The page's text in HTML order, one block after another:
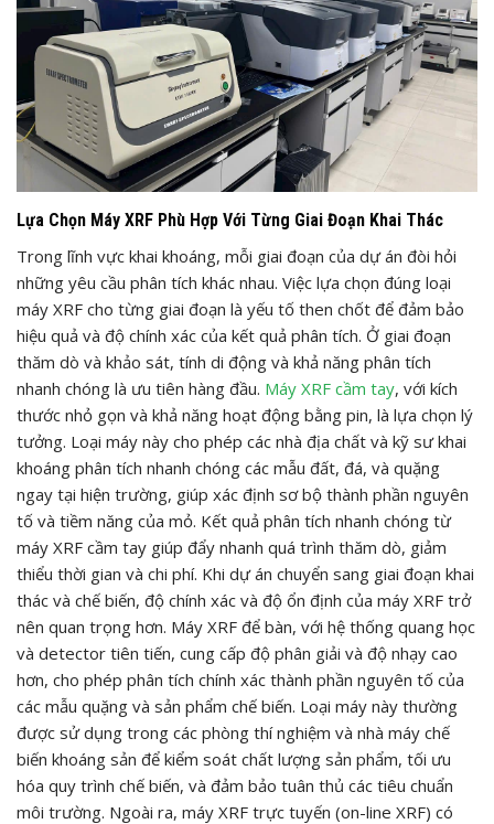
Lựa Chọn Máy XRF Phù Hợp Với Từng Giai Đoạn Khai Thác
Trong lĩnh vực khai khoáng, mỗi giai đoạn của dự án đòi hỏi
những yêu cầu phân tích khác nhau. Việc lựa chọn đúng loại
máy XRF cho từng giai đoạn là yếu tố then chốt để đảm bảo
hiệu quả và độ chính xác của kết quả phân tích. Ở giai đoạn
thăm dò và khảo sát, tính di động và khả năng phân tích
nhanh chóng là ưu tiên hàng đầu. Máy XRF cầm tay, với kích
thước nhỏ gọn và khả năng hoạt động bằng pin, là lựa chọn lý
tưởng. Loại máy này cho phép các nhà địa chất và kỹ sư khai
khoáng phân tích nhanh chóng các mẫu đất, đá, và quặng
ngay tại hiện trường, giúp xác định sơ bộ thành phần nguyên
tố và tiềm năng của mỏ. Kết quả phân tích nhanh chóng từ
máy XRF cầm tay giúp đẩy nhanh quá trình thăm dò, giảm
thiểu thời gian và chi phí. Khi dự án chuyển sang giai đoạn khai
thác và chế biến, độ chính xác và độ ổn định của máy XRF trở
nên quan trọng hơn. Máy XRF để bàn, với hệ thống quang học
và detector tiên tiến, cung cấp độ phân giải và độ nhạy cao
hơn, cho phép phân tích chính xác thành phần nguyên tố của
các mẫu quặng và sản phẩm chế biến. Loại máy này thường
được sử dụng trong các phòng thí nghiệm và nhà máy chế
biến khoáng sản để kiểm soát chất lượng sản phẩm, tối ưu
hóa quy trình chế biến, và đảm bảo tuân thủ các tiêu chuẩn
môi trường. Ngoài ra, máy XRF trực tuyến (on-line XRF) có